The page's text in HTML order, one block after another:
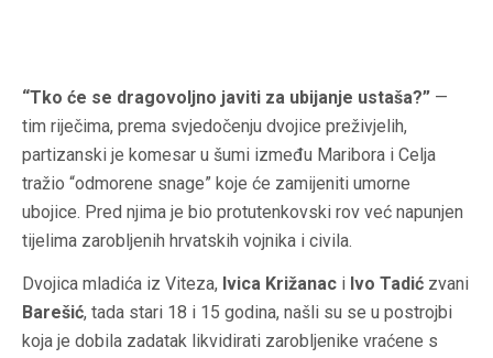
“Tko će se dragovoljno javiti za ubijanje ustaša?” —
tim riječima, prema svjedočenju dvojice preživjelih,
partizanski je komesar u šumi između Maribora i Celja
tražio “odmorene snage” koje će zamijeniti umorne
ubojice. Pred njima je bio protutenkovski rov već napunjen
tijelima zarobljenih hrvatskih vojnika i civila.
Dvojica mladića iz Viteza, Ivica Križanac i Ivo Tadić zvani
Barešić, tada stari 18 i 15 godina, našli su se u postrojbi
koja je dobila zadatak likvidirati zarobljenike vraćene s